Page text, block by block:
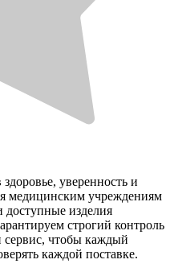
уверенность и
медицинским учреждениям
изделия
строгий контроль
сервис, чтобы каждый
каждой поставке.